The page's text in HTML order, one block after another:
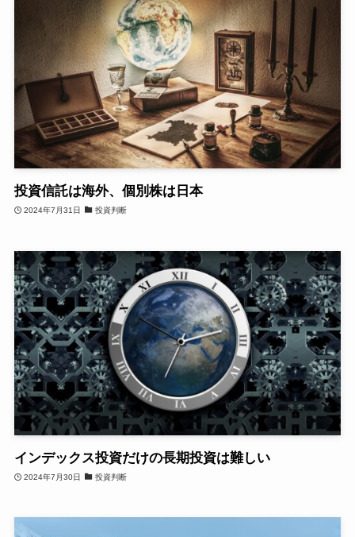
投資信託は海外、個別株は日本
2024年7月31日 投資判断
インデックス投資だけの長期投資は難しい
2024年7月30日 投資判断